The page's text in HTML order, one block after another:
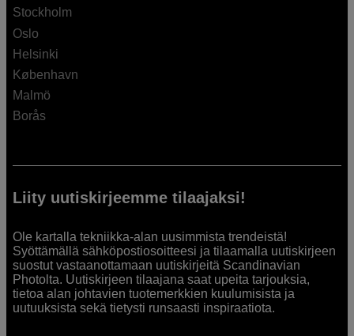
Stockholm
Oslo
Helsinki
København
Malmö
Borås
Liity uutiskirjeemme tilaajaksi!
Ole kartalla tekniikka-alan uusimmista trendeistä!
Syöttämällä sähköpostiosoitteesi ja tilaamalla uutiskirjeen
suostut vastaanottamaan uutiskirjeitä Scandinavian
Photolta. Uutiskirjeen tilaajana saat upeita tarjouksia,
tietoa alan johtavien tuotemerkkien kuulumisista ja
uutuuksista sekä tietysti runsaasti inspiraatiota.